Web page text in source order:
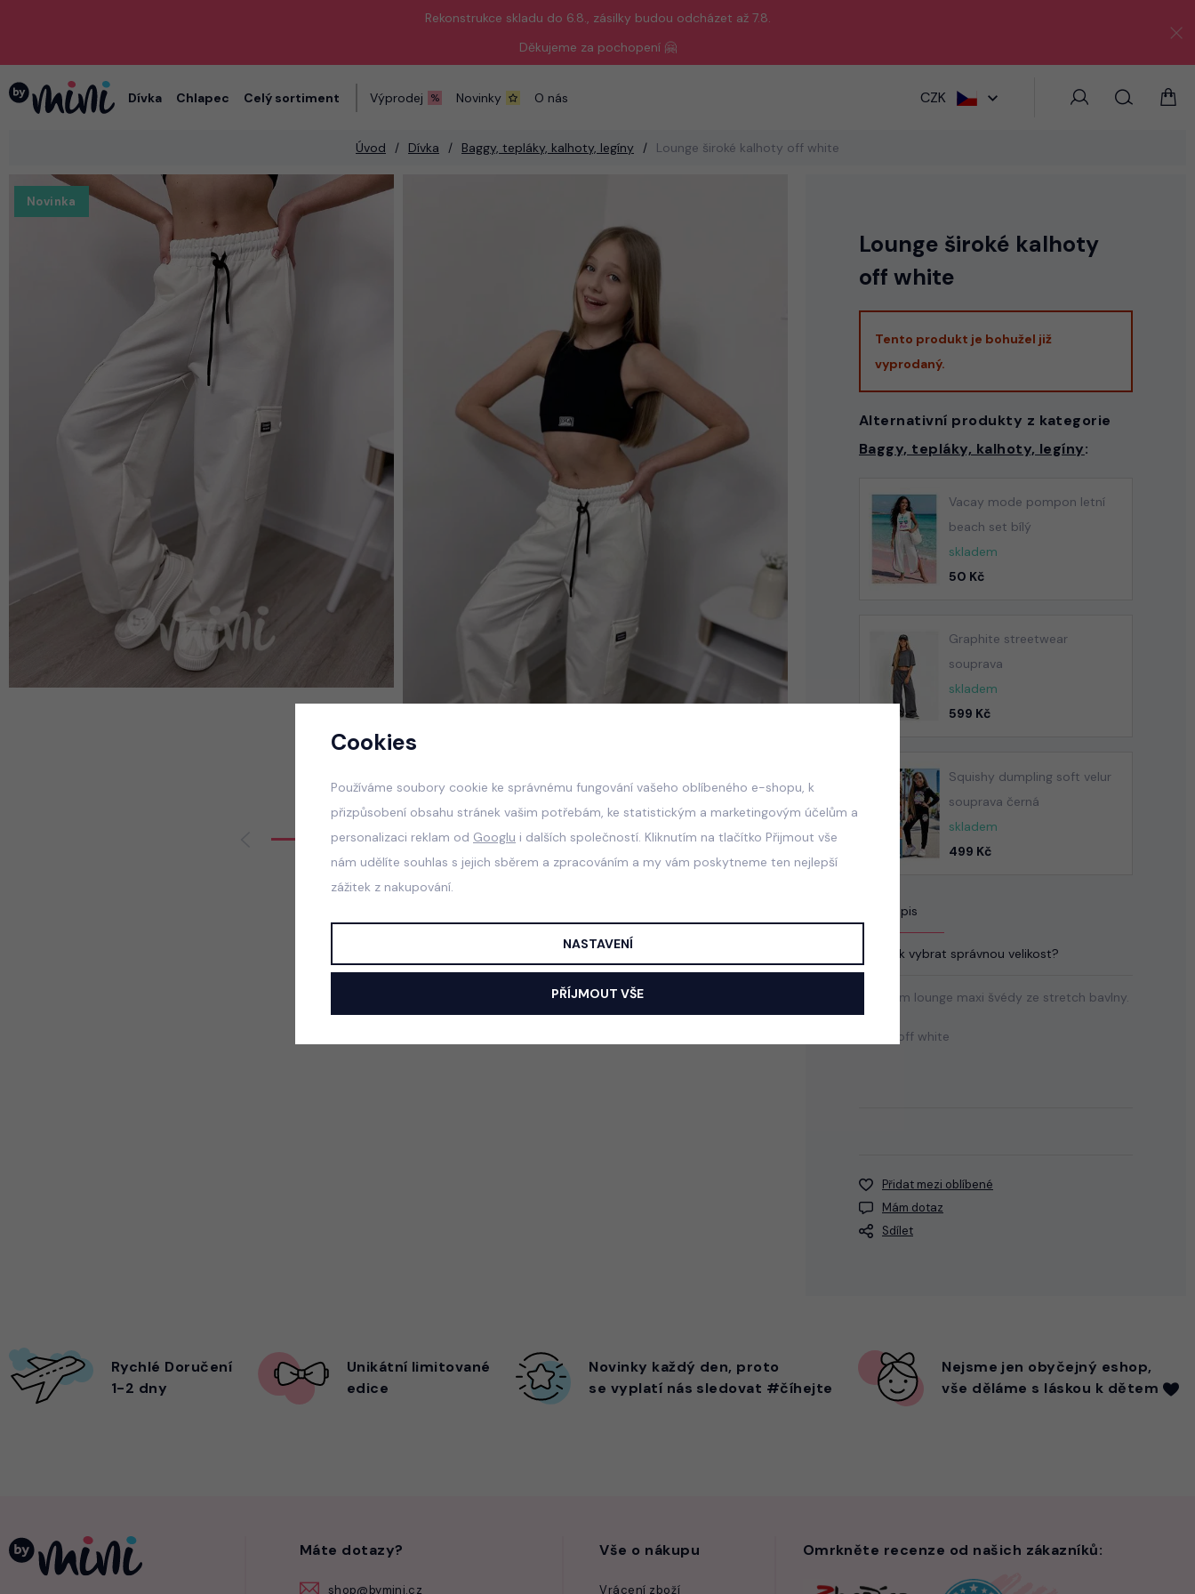
Rekonstrukce skladu do 6.8., zásilky budou odcházet až 7.8.
Děkujeme za pochopení 🤗
Dívka Chlapec Celý sortiment Výprodej Novinky O nás CZK
Úvod Dívka Baggy, tepláky, kalhoty, legíny Lounge široké kalhoty off white
Novinka
Lounge široké kalhoty
off white
Tento produkt je bohužel již
vyprodaný.
Alternativní produkty z kategorie
Baggy, tepláky, kalhoty, legíny:
Vacay mode pompon letní
beach set bílý
skladem
50 Kč
Graphite streetwear
souprava
skladem
599 Kč
Squishy dumpling soft velur
souprava černá
skladem
499 Kč
Popis
Jak vybrat správnou velikost?
Premium lounge maxi švédy ze stretch bavlny.
Barva: off white
Přidat mezi oblíbené
Mám dotaz
Sdílet
Rychlé Doručení
1-2 dny
Unikátní limitované
edice
Novinky každý den, proto
se vyplatí nás sledovat #číhejte
Nejsme jen obyčejný eshop,
vše děláme s láskou k dětem
Máte dotazy?
shop@bymini.cz
Vše o nákupu
Vrácení zboží
Omrkněte recenze od našich zákazníků:
Cookies
Používáme soubory cookie ke správnému fungování vašeho oblíbeného e-shopu, k
přizpůsobení obsahu stránek vašim potřebám, ke statistickým a marketingovým účelům a
personalizaci reklam od Googlu i dalších společností. Kliknutím na tlačítko Přijmout vše
nám udělíte souhlas s jejich sběrem a zpracováním a my vám poskytneme ten nejlepší
zážitek z nakupování.
NASTAVENÍ
PŘÍJMOUT VŠE